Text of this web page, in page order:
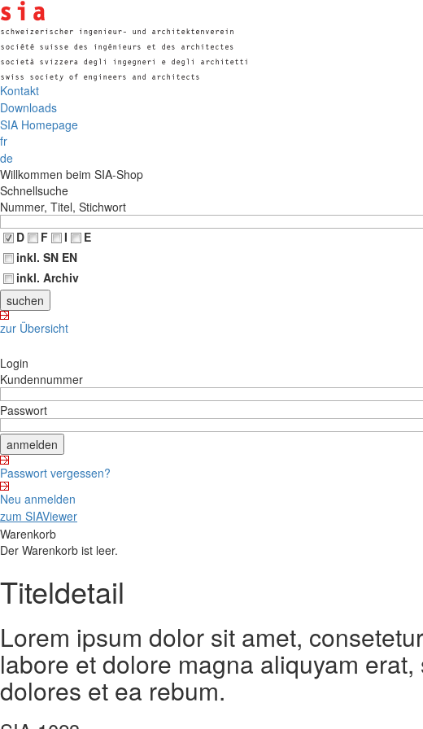
Kontakt
Downloads
SIA Homepage
fr
de
Willkommen beim SIA-Shop
Schnellsuche
Nummer, Titel, Stichwort
D
F I
E
inkl. SN EN
inkl. Archiv
zur Übersicht
Login
Kundennummer
Passwort
Passwort vergessen?
Neu anmelden
zum SIAViewer
Warenkorb
Der Warenkorb ist leer.
Titeldetail
Lorem ipsum dolor sit amet,
labore et dolore magna aliquyam
dolores et ea rebum.